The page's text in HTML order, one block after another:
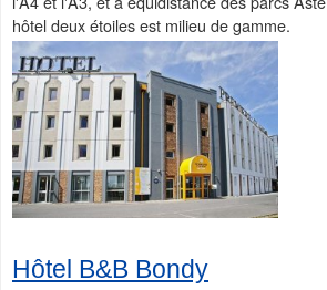
hôtel deux étoiles est milieu de gamme.
Hôtel B&B Bondy